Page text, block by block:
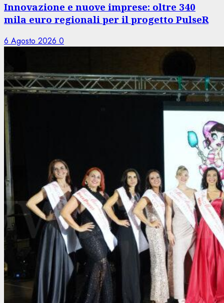
Innovazione e nuove imprese: oltre 340
mila euro regionali per il progetto PulseR
6 Agosto 2026 0